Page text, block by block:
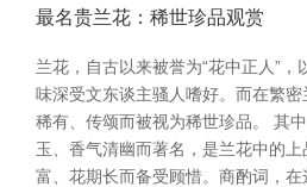
最名贵兰花：稀世珍品观赏
兰花，自古以来被誉为“花中正人”
味深受文东谈主骚人嗜好。而在繁
稀有、传颂而被视为稀世珍品。 其
玉、香气清幽而著名，是兰花中的
富、花期长而备受顾惜。商酌词，